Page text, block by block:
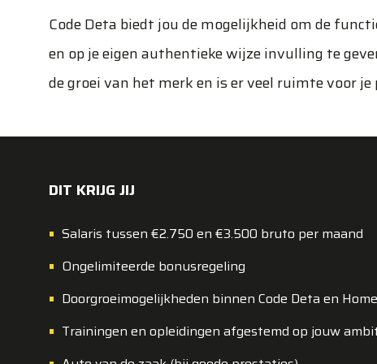
Code Deta biedt jou de mogelijkheid om de
en op je eigen authentieke wijze invulling te
de groei van het merk en is er veel ruimte voor
DIT KRIJG JIJ
Salaris tussen €2.750 en €3.500 bruto per maand
Ongelimiteerde bonusregeling
Doorgroeimogelijkheden binnen Code Deta en
Trainingen en opleidingen afgestemd op jouw